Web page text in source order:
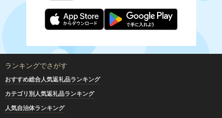
ランキングでさがす
おすすめ総合人気返礼品ランキング
カテゴリ別人気返礼品ランキング
人気自治体ランキング